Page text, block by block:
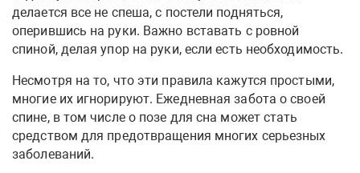
делается все не спеша, с постели подняться,
оперившись на руки. Важно вставать с ровной
спиной, делая упор на руки, если есть необходимость.
Несмотря на то, что эти правила кажутся простыми,
многие их игнорируют. Ежедневная забота о своей
спине, в том числе о позе для сна может стать
средством для предотвращения многих серьезных
заболеваний.